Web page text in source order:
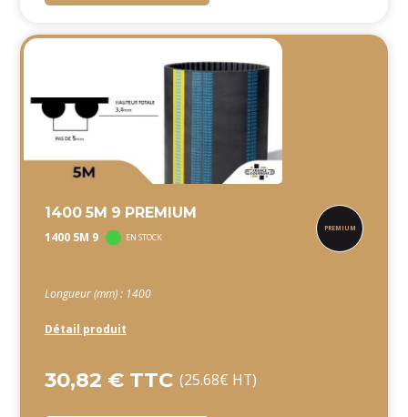
1400 5M 9 PREMIUM
1400 5M 9 EN STOCK
Longueur (mm) : 1400
Détail produit
30,82 € TTC (25.68€ HT)